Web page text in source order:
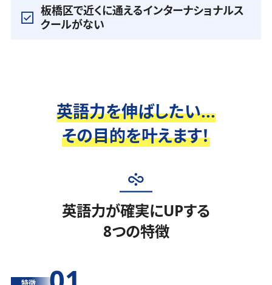
板橋区で近くに通えるインターナショナルス
クールがない
英語力を伸ばしたい...
その目的を叶えます！
英語力が確実にUPする
8つの特徴